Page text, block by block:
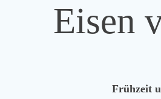
Eisen
Frühzeit